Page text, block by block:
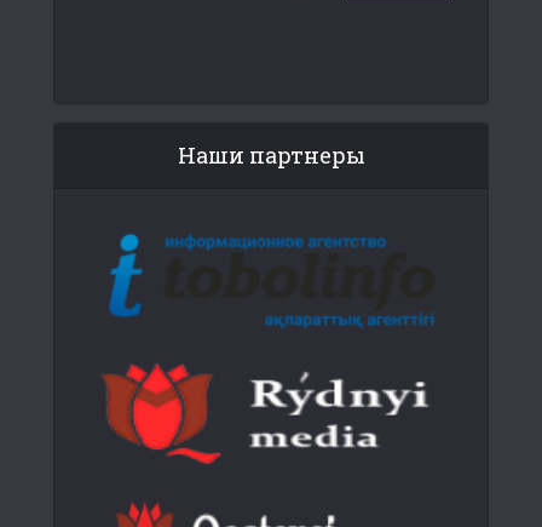
Наши партнеры